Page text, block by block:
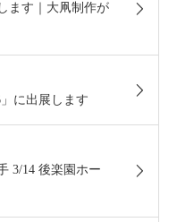
ます｜大凧制作が
に出展します
3/14 後楽園ホー